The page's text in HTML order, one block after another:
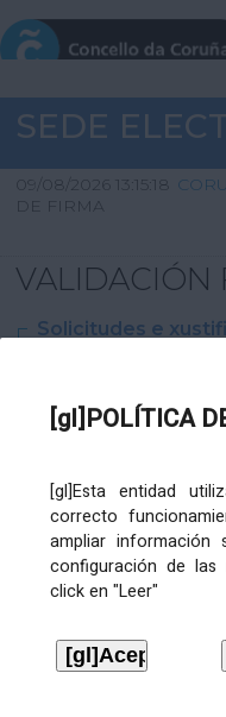
[gl]POLÍTICA
[gl]Esta entidad
correcto
ampliar
configuración de las
click en "Leer"
SEDE
09/08/2026 13:15:18
DE FIRMA
VALIDACIÓN
Solicitudes e
XML
Ficheiros varios
Ficheiro
asinado:
firma (.p7s):